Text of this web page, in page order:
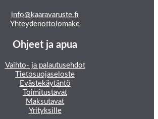
info@kaaravaruste.fi
Yhteydenottolomake
Ohjeet ja apua
Vaihto- ja palautusehdot
Tietosuojaseloste
Evästekäytäntö
Toimitustavat
Maksutavat
Yrityksille